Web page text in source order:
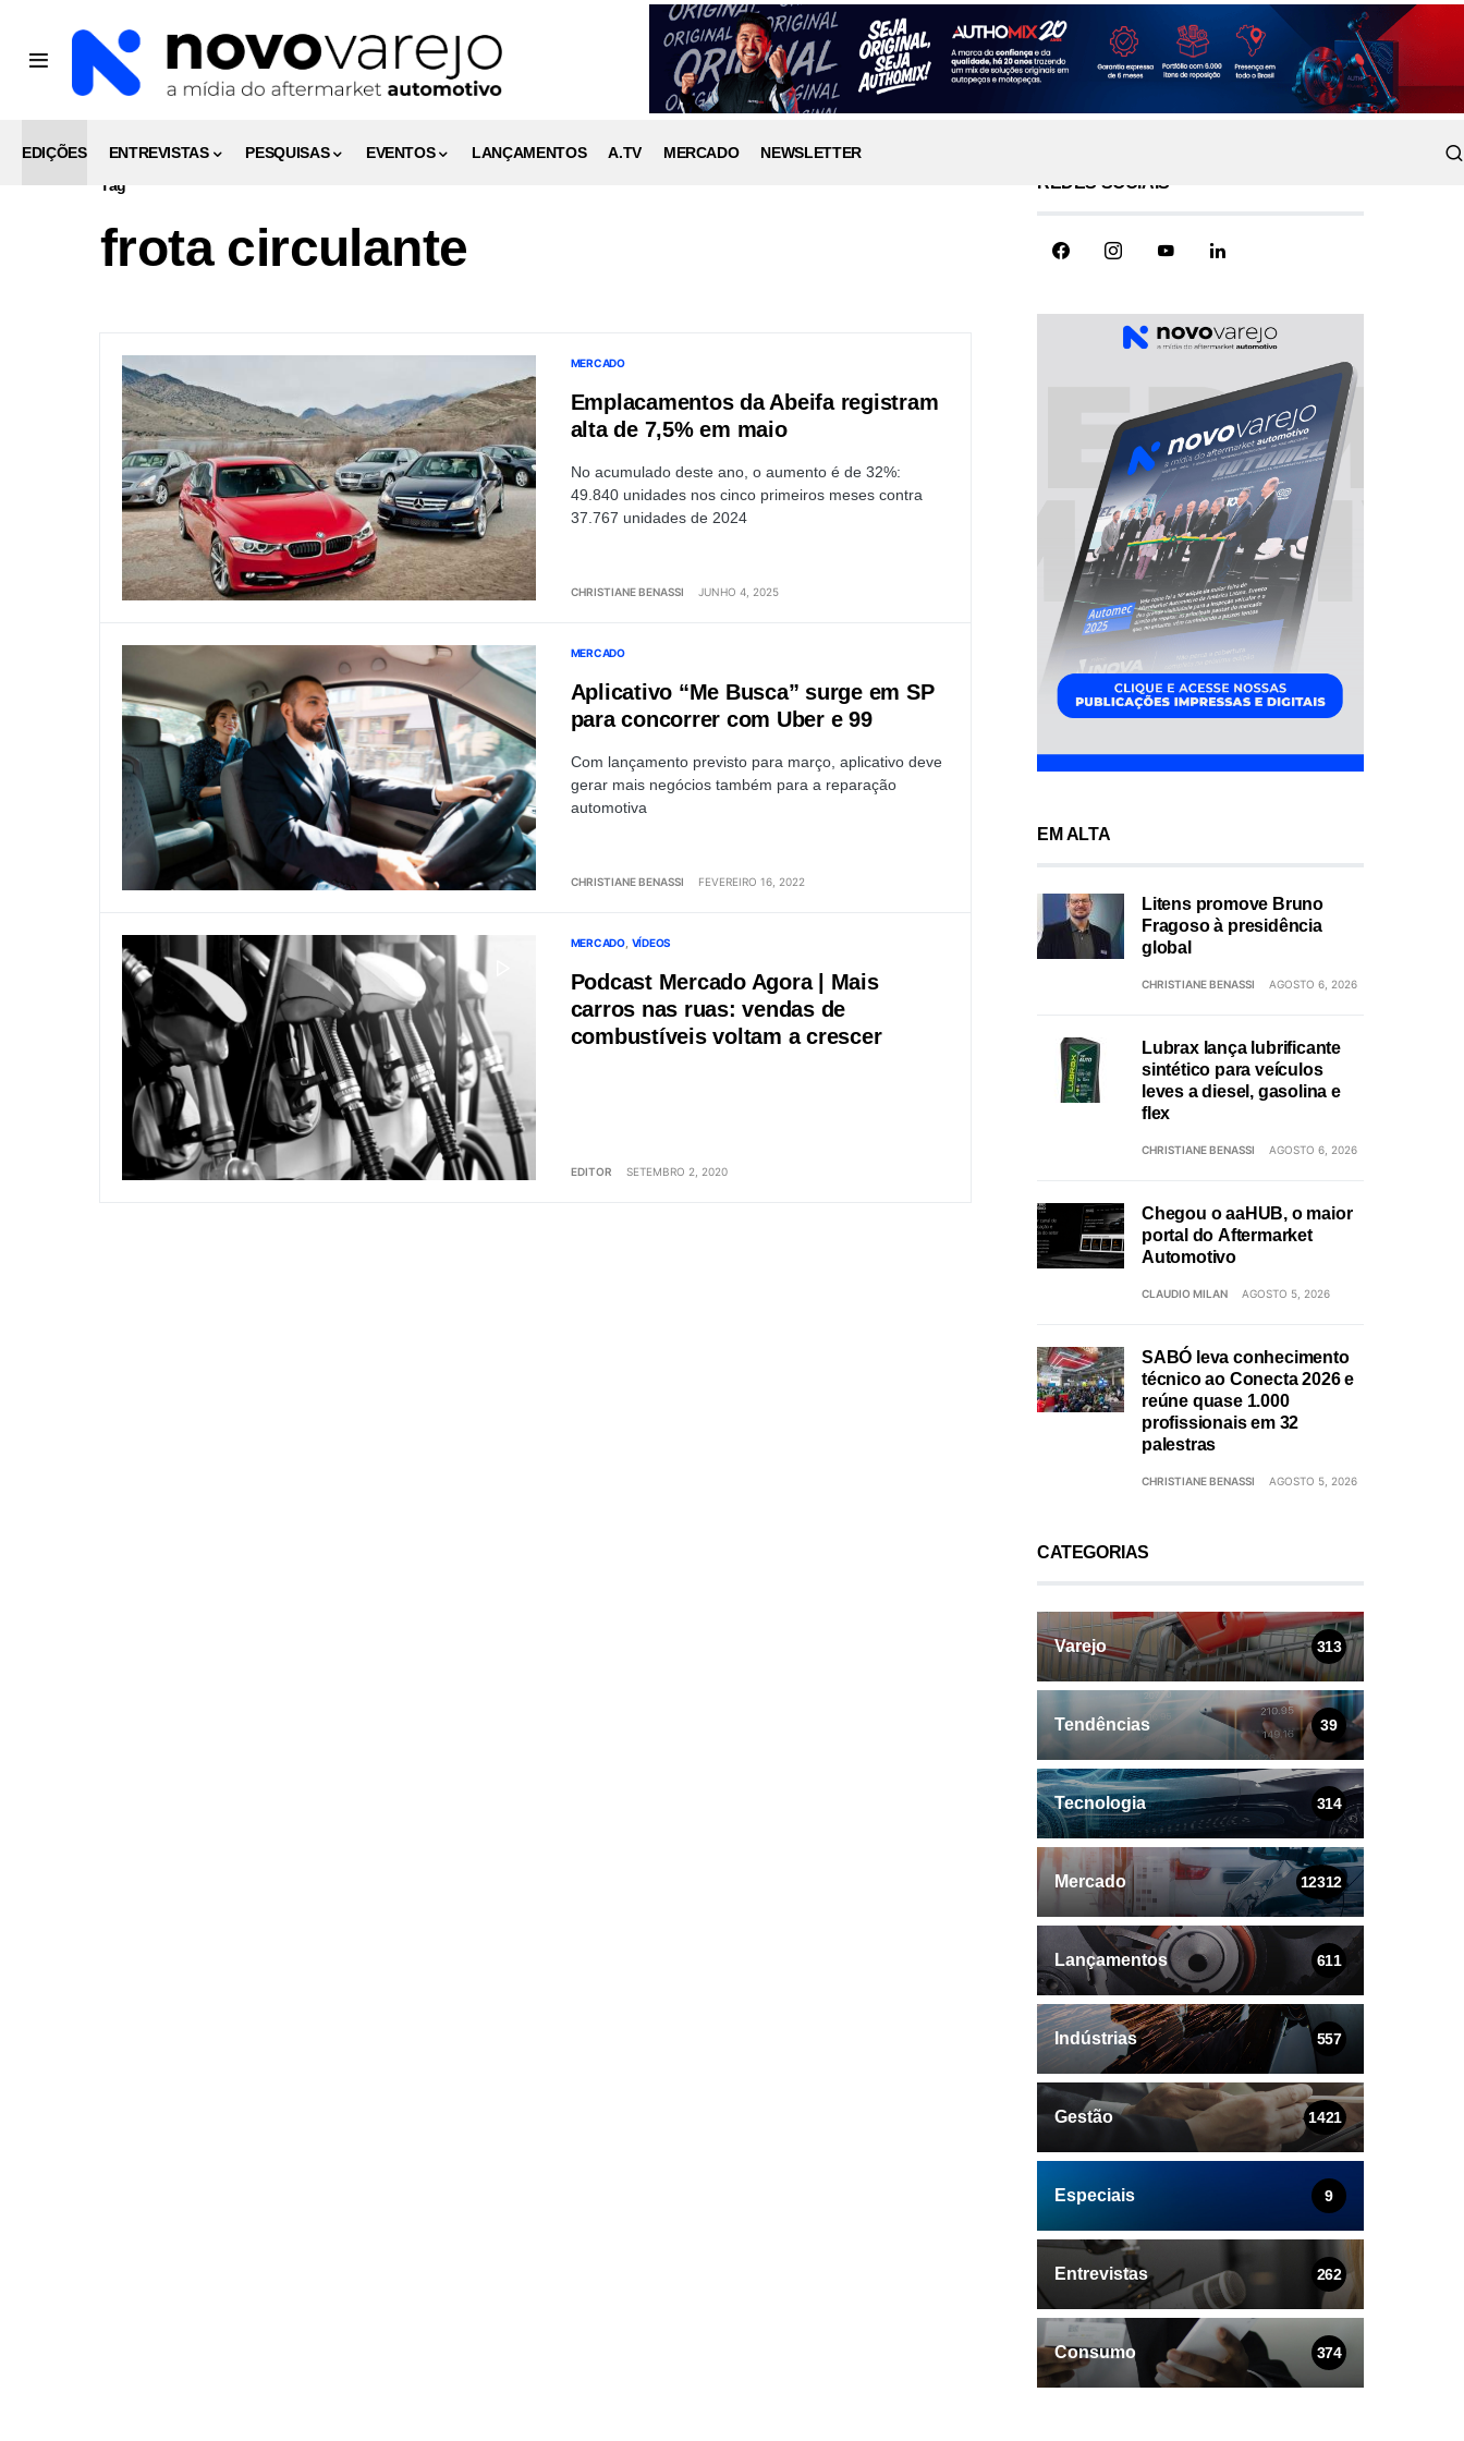
EDIÇÕES ENTREVISTAS PESQUISAS EVENTOS LANÇAMENTOS A.TV MERCADO
NEWSLETTER
Tag
frota circulante
MERCADO
Emplacamentos da Abeifa registram
alta de 7,5% em maio
No acumulado deste ano, o aumento é de 32%:
49.840 unidades nos cinco primeiros meses contra
37.767 unidades de 2024
CHRISTIANE BENASSI JUNHO 4, 2025
MERCADO
Aplicativo “Me Busca” surge em SP
para concorrer com Uber e 99
Com lançamento previsto para março, aplicativo deve
gerar mais negócios também para a reparação
automotiva
CHRISTIANE BENASSI FEVEREIRO 16, 2022
MERCADO VÍDEOS
Podcast Mercado Agora | Mais
carros nas ruas: vendas de
combustíveis voltam a crescer
EDITOR SETEMBRO 2, 2020
REDES SOCIAIS
EM ALTA
Litens promove Bruno
Fragoso à presidência
global
CHRISTIANE BENASSI AGOSTO 6, 2026
Lubrax lança lubrificante
sintético para veículos
leves a diesel, gasolina e
flex
CHRISTIANE BENASSI AGOSTO 6, 2026
Chegou o aaHUB, o maior
portal do Aftermarket
Automotivo
CLAUDIO MILAN AGOSTO 5, 2026
SABÓ leva conhecimento
técnico ao Conecta 2026 e
reúne quase 1.000
profissionais em 32
palestras
CHRISTIANE BENASSI AGOSTO 5, 2026
CATEGORIAS
Varejo 313
Tendências 39
Tecnologia 314
Mercado 12312
Lançamentos 611
Indústrias 557
Gestão 1421
Especiais 9
Entrevistas 262
Consumo 374